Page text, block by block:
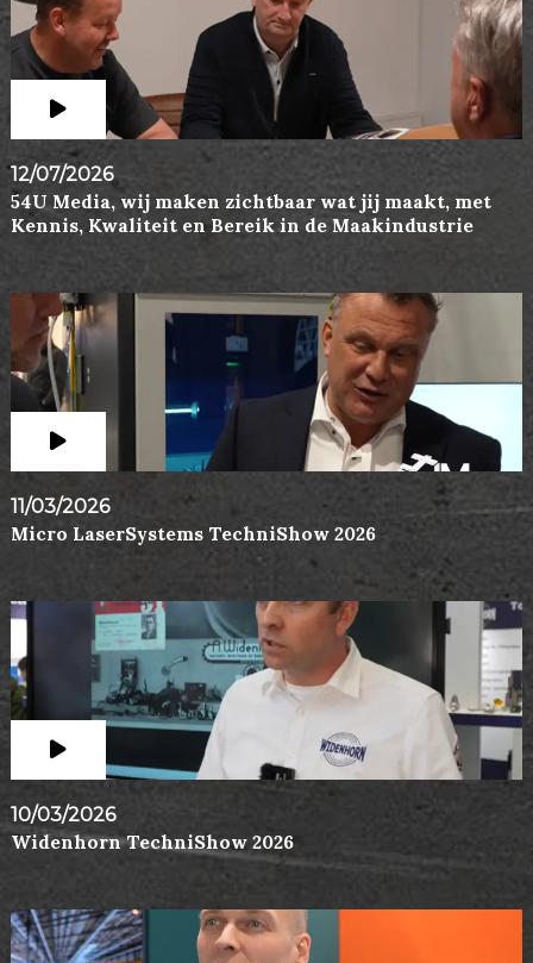
12/07/2026
54U Media, wij maken zichtbaar wat jij maakt, met
Kennis, Kwaliteit en Bereik in de Maakindustrie
11/03/2026
Micro LaserSystems TechniShow 2026
10/03/2026
Widenhorn TechniShow 2026